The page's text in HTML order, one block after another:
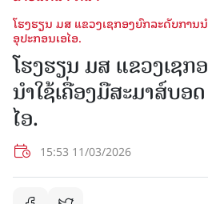
ໂຮງຮຽນ ມສ ແຂວງເຊກອງຍົກລະດັບການ
ອຸປະກອນເອໄອ.
ໂຮງຮຽນ ມສ ແຂວງເຊ
ນຳໃຊ້ເຄື່ອງມືສະມາສ໌ບອ
ໄອ.
15:53 11/03/2026